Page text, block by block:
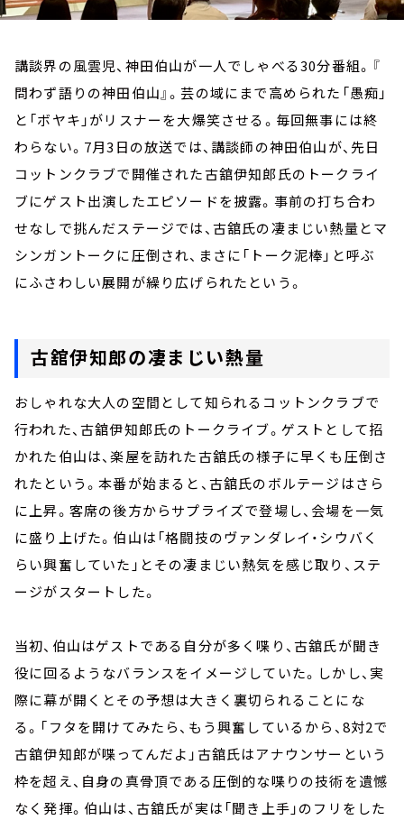
講談界の風雲児、神田伯山が一人でしゃべる30分番組。『
問わず語りの神田伯山』。芸の域にまで高められた「愚痴」
と「ボヤキ」がリスナーを大爆笑させる。毎回無事には終
わらない。7月3日の放送では、講談師の神田伯山が、先日
コットンクラブで開催された古舘伊知郎氏のトークライ
ブにゲスト出演したエピソードを披露。事前の打ち合わ
せなしで挑んだステージでは、古舘氏の凄まじい熱量とマ
シンガントークに圧倒され、まさに「トーク泥棒」と呼ぶ
にふさわしい展開が繰り広げられたという。
古舘伊知郎の凄まじい熱量
おしゃれな大人の空間として知られるコットンクラブで
行われた、古舘伊知郎氏のトークライブ。ゲストとして招
かれた伯山は、楽屋を訪れた古舘氏の様子に早くも圧倒さ
れたという。本番が始まると、古舘氏のボルテージはさら
に上昇。客席の後方からサプライズで登場し、会場を一気
に盛り上げた。伯山は「格闘技のヴァンダレイ・シウバく
らい興奮していた」とその凄まじい熱気を感じ取り、ステ
ージがスタートした。
当初、伯山はゲストである自分が多く喋り、古舘氏が聞き
役に回るようなバランスをイメージしていた。しかし、実
際に幕が開くとその予想は大きく裏切られることにな
る。「フタを開けてみたら、もう興奮しているから、8対2で
古舘伊知郎が喋ってんだよ」古舘氏はアナウンサーという
枠を超え、自身の真骨頂である圧倒的な喋りの技術を遺憾
なく発揮。伯山は、古舘氏が実は「聞き上手」のフリをした